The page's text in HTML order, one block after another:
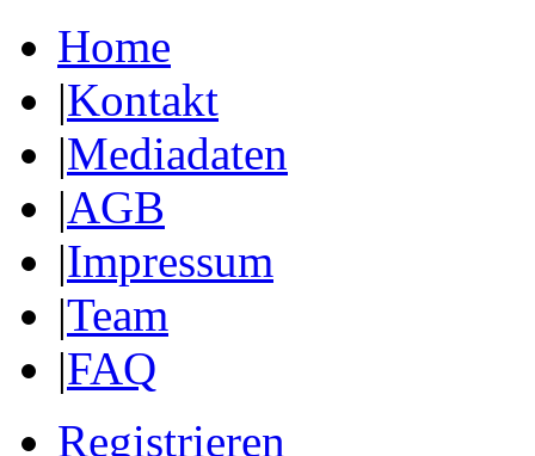
Home
|Kontakt
|Mediadaten
|AGB
|Impressum
|Team
|FAQ
Registrieren